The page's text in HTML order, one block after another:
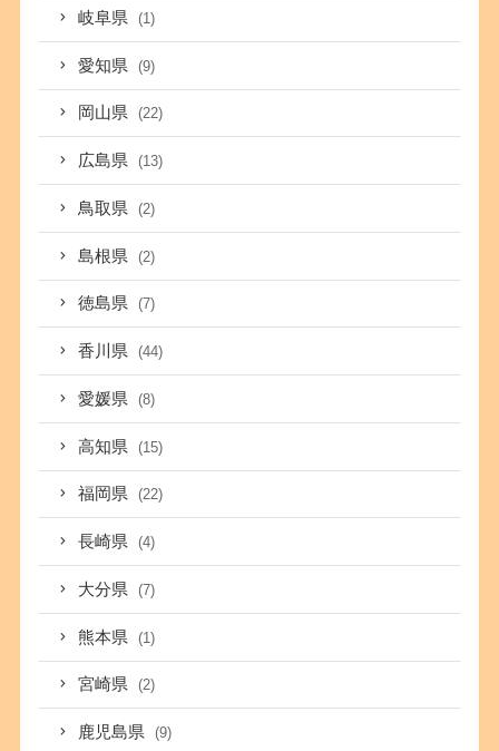
岐阜県 (1)
愛知県 (9)
岡山県 (22)
広島県 (13)
鳥取県 (2)
島根県 (2)
徳島県 (7)
香川県 (44)
愛媛県 (8)
高知県 (15)
福岡県 (22)
長崎県 (4)
大分県 (7)
熊本県 (1)
宮崎県 (2)
鹿児島県 (9)